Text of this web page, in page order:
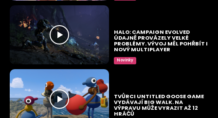
HALO: CAMPAIGN EVOLVED
ÚDAJNĚ PROVÁZELY VELKÉ
PROBLÉMY. VÝVOJ MĚL POHŘBÍT I
NOVÝ MULTIPLAYER
Novinky
TVŮRCI UNTITLED GOOSE GAME
VYDÁVAJÍ BIG WALK. NA
VÝPRAVU MŮŽE VYRAZIT AŽ 12
HRÁČŮ